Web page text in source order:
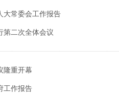
大常委会工作报告
第二次全体会议
隆重开幕
工作报告